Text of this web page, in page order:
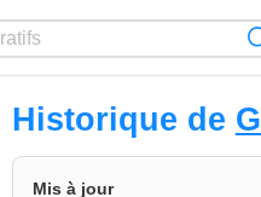
Historique de
Mis à jour